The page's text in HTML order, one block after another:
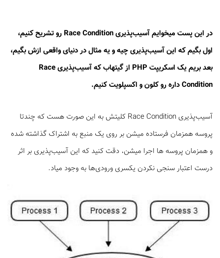
در این پست میخوایم آسیب‌پذیری Race Condition رو تشریح کنیم،
اول بگیم که این آسیب‌پذیری چیه و یه مثال در دنیای واقعی ازش بگیم،
بعد بریم یک اسکریپت PHP از گیتهاب که آسیب‌پذیری Race
Condition داره رو کلون و اکسپلویت کنیم.
آسیب‌پذیری Race Condition کلیتش به این صورت هست که چندتا
پروسه همزمان فرستاده میشن بر روی یک منبع به اشتراک گذاشته شده
و همزمان پروسه ها اجرا میشن، دقت کنید که این آسیب‌پذیری بر اثر
درست اعتبار سنجی نکردن یکسری ورودی‌ها به وجود میاد.